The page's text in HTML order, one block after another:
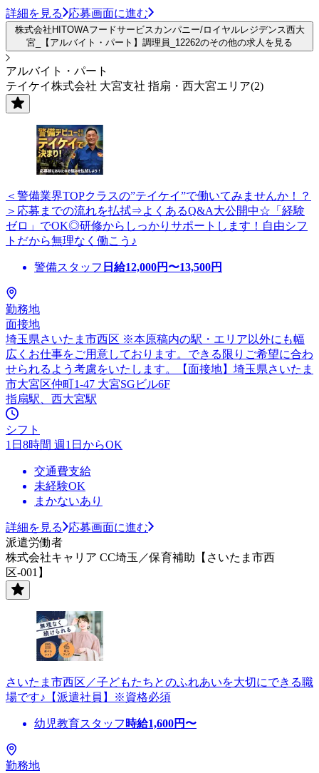
詳細を見る 応募画面に進む
株式会社HITOWAフードサービスカンパニー/ロイヤルレジデンス西大
宮_【アルバイト・パート】調理員_12262のその他の求人を見る
アルバイト・パート
テイケイ株式会社 大宮支社 指扇・西大宮エリア(2)
＜警備業界TOPクラスの”テイケイ”で働いてみませんか！？
＞応募までの流れを払拭⇒よくあるQ&A大公開中☆「経験
ゼロ」でOK◎研修からしっかりサポートします！自由シフ
トだから無理なく働こう♪
警備スタッフ 日給12,000円〜13,500円
勤務地
面接地
埼玉県さいたま市西区 ※本原稿内の駅・エリア以外にも幅
広くお仕事をご用意しております。できる限りご希望に合わ
せられるよう考慮をいたします。【面接地】埼玉県さいたま
市大宮区仲町1-47 大宮SGビル6F
指扇駅、西大宮駅
シフト
1日8時間 週1日からOK
交通費支給
未経験OK
まかないあり
詳細を見る
応募画面に進む
派遣労働者
株式会社キャリア CC埼玉／保育補助【さいたま市西
区-001】
さいたま市西区／子どもたちとのふれあいを大切にできる職
場です♪【派遣社員】※資格必須
幼児教育スタッフ 時給1,600円〜
勤務地